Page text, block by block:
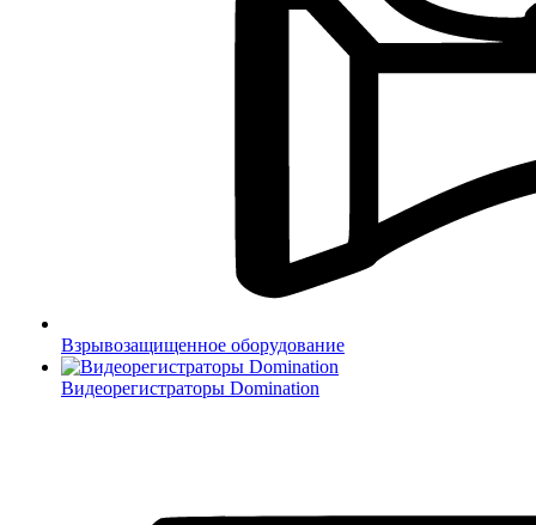
Взрывозащищенное оборудование
Видеорегистраторы Domination